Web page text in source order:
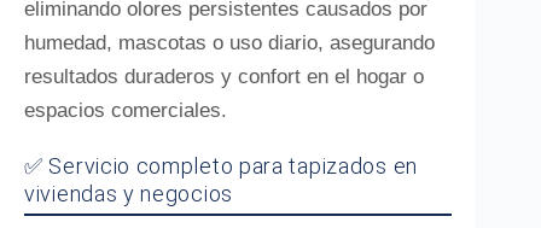
eliminando olores persistentes causados por
humedad, mascotas o uso diario, asegurando
resultados duraderos y confort en el hogar o
espacios comerciales.
✅ Servicio completo para tapizados en
viviendas y negocios